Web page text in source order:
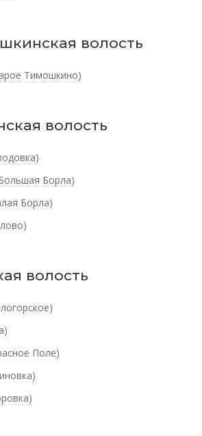
волость
Тимошкино)
волость
Борла)
Борла)
волость
Поле)